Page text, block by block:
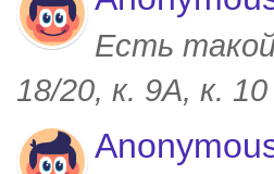
Есть
18/20, к. 9А, к.